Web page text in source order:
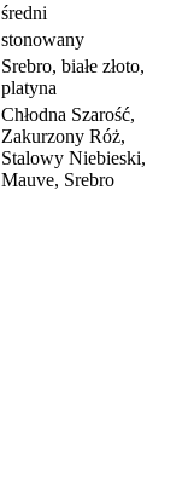
średni
stonowany
Srebro, białe złoto,
platyna
Chłodna Szarość,
Zakurzony Róż,
Stalowy Niebieski,
Mauve, Srebro